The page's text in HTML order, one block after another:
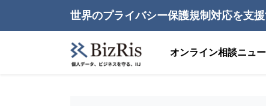
世界のプライバシー保護規制対応を支
オンライン相談ニュ